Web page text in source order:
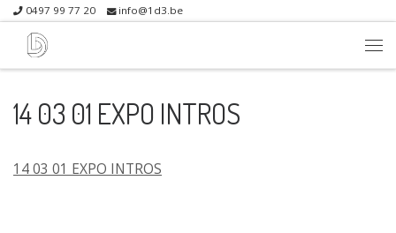
Skip to content
0497 99 77 20 info@1d3.be
14 03 01 EXPO INTROS
14 03 01 EXPO INTROS